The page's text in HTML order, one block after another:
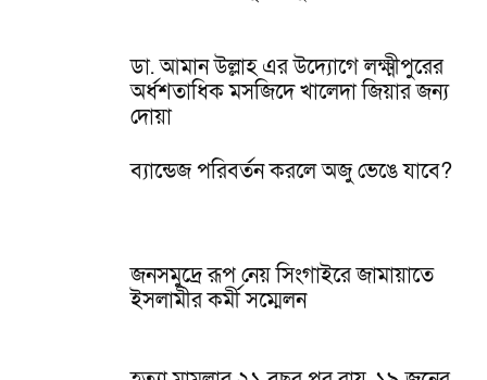
ডা. আমান উল্লাহ এর উদ্যোগে লক্ষ্মীপুরের
অর্ধশতাধিক মসজিদে খালেদা জিয়ার জন্য
দোয়া
ব্যান্ডেজ পরিবর্তন করলে অজু ভেঙে যাবে?
জনসমুদ্রে রূপ নেয় সিংগাইরে জামায়াতে
ইসলামীর কর্মী সম্মেলন